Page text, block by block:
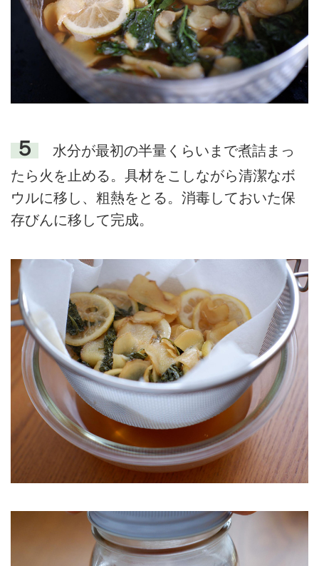
５
水分が最初の半量くらいまで煮詰まっ
たら火を止める。具材をこしながら清潔なボ
ウルに移し、粗熱をとる。消毒しておいた保
存びんに移して完成。